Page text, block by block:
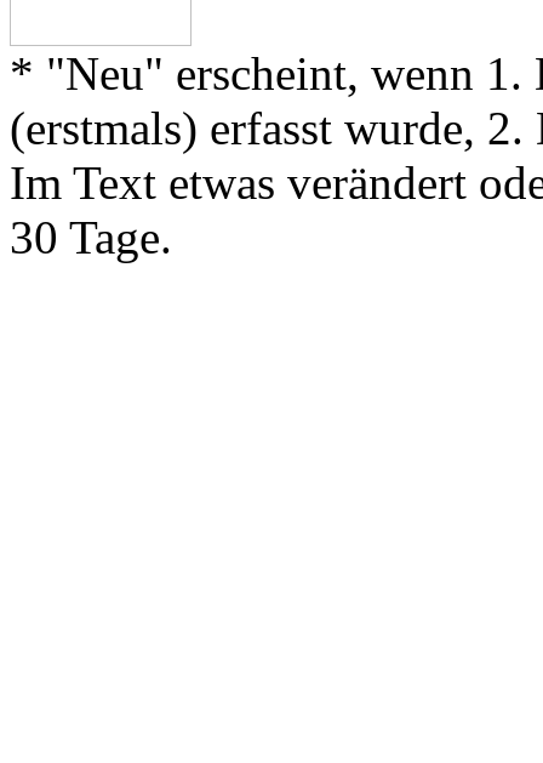
* "Neu" erscheint, wenn
(erstmals) erfasst wurde,
Im Text etwas verändert
30 Tage.